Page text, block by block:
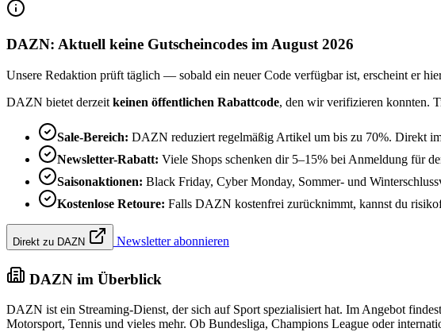
DAZN: Aktuell keine Gutscheincodes im August 2026
Unsere Redaktion prüft täglich — sobald ein neuer Code verfügbar ist, erscheint er
DAZN bietet derzeit keinen öffentlichen Rabattcode, den wir verifizieren konnten.
Sale-Bereich: DAZN reduziert regelmäßig Artikel um bis zu 70%. Direkt
Newsletter-Rabatt: Viele Shops schenken dir 5–15% bei Anmeldung für
Saisonaktionen: Black Friday, Cyber Monday, Sommer- und
Kostenlose Retoure: Falls DAZN kostenfrei zurücknimmt, kannst du
Direkt zu DAZN Newsletter abonnieren
DAZN im Überblick
DAZN ist ein Streaming-Dienst, der sich auf Sport spezialisiert hat. Im Angebot
Motorsport, Tennis und vieles mehr. Ob Bundesliga, Champions League oder